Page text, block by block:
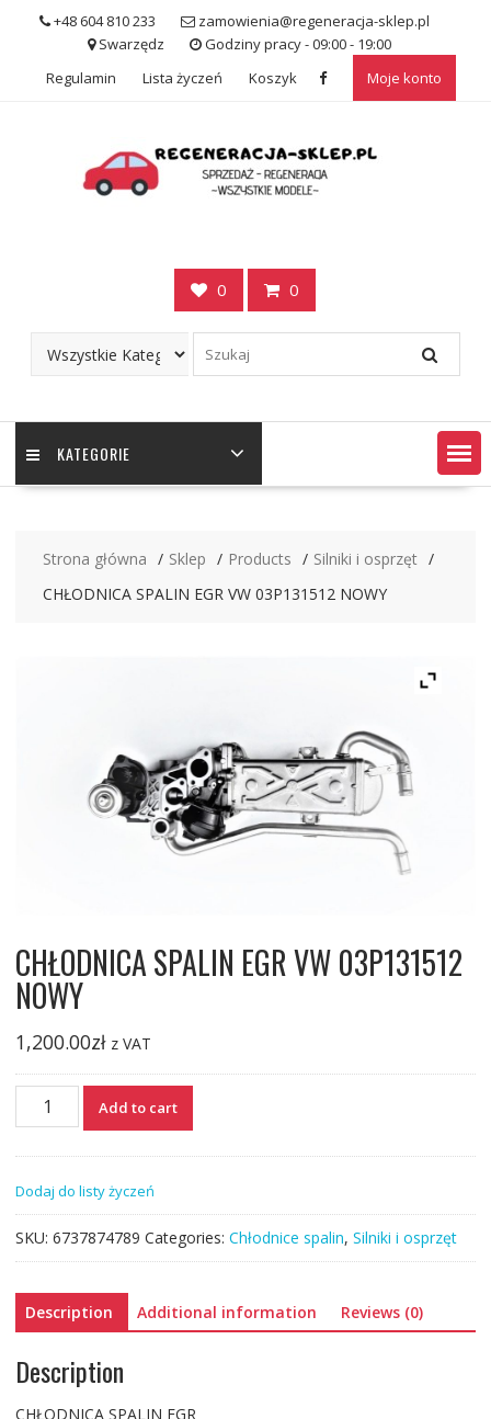
+48 604 810 233
zamowienia@regeneracja-sklep.pl
Swarzędz
Godziny pracy - 09:00 - 19:00
Regulamin
Lista życzeń Koszyk Moje konto
0 0
KATEGORIE
Strona główna Sklep Products
Silniki i osprzęt
CHŁODNICA SPALIN EGR VW 03P131512 NOWY
CHŁODNICA SPALIN EGR VW 03P131512
NOWY
1,200.00zł z VAT
CHŁODNICA
SPALIN
03P131512
NOWY
quantity
Add to cart
Dodaj do listy życzeń
SKU: 6737874789 Categories: Chłodnice spalin, Silniki i osprzęt
Description Additional information Reviews (0)
Description
CHŁODNICA SPALIN EGR